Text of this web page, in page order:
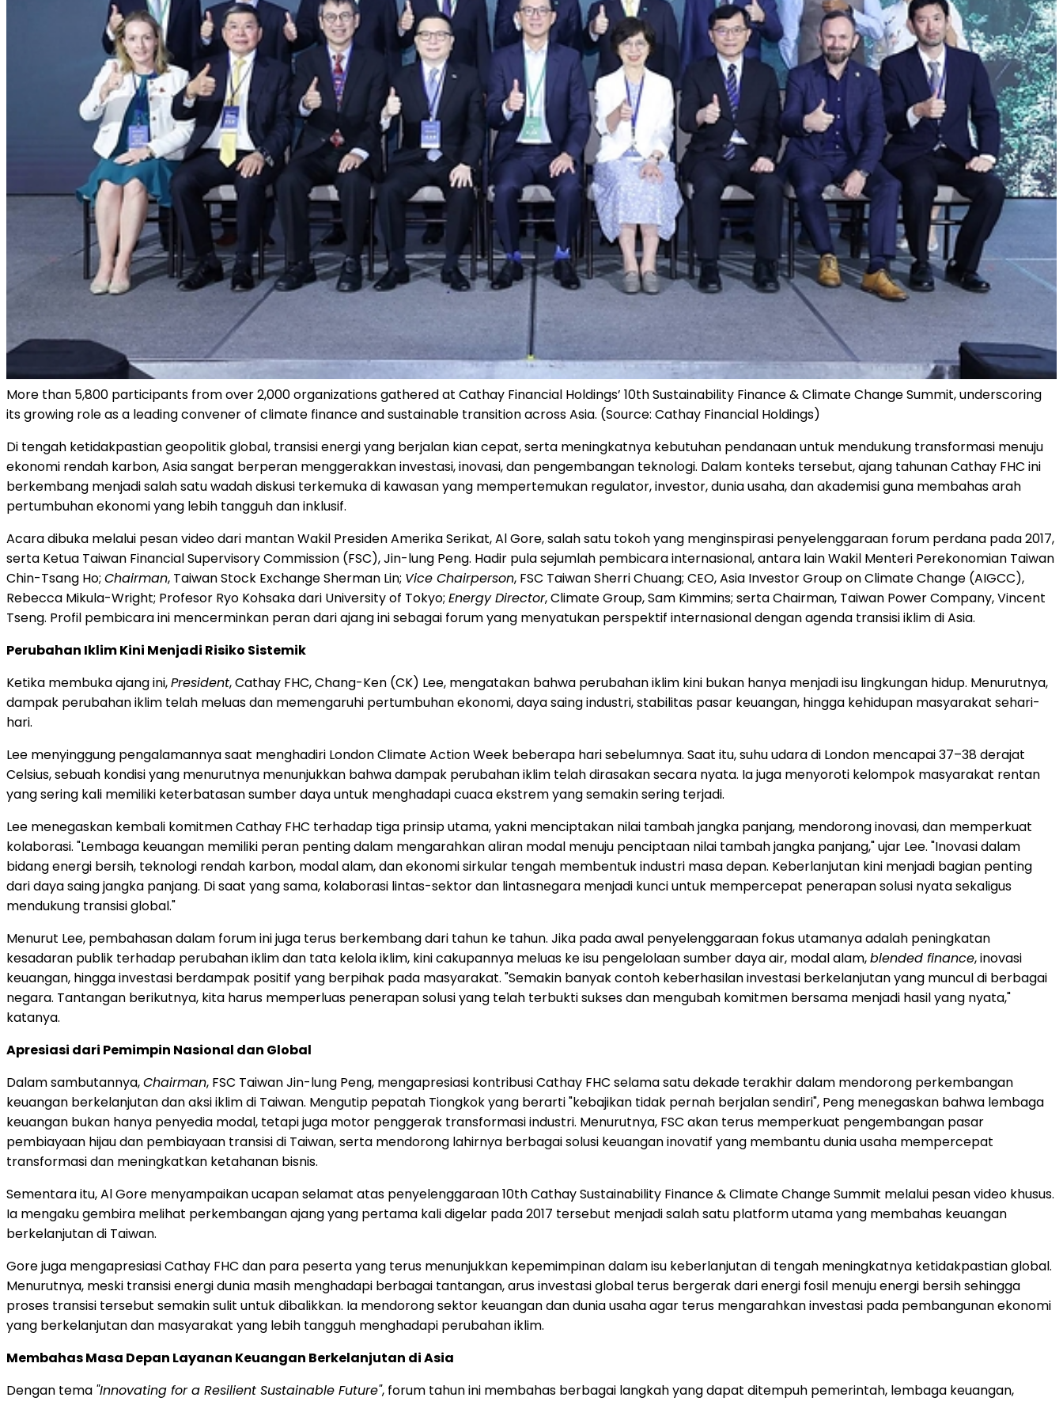
More than 5,800 participants from over 2,000 organizations gathered at Cathay Financial Holdings’ 10th Sustainability Finance & Climate Change Summit, underscoring
its growing role as a leading convener of climate finance and sustainable transition across Asia. (Source: Cathay Financial Holdings)
Di tengah ketidakpastian geopolitik global, transisi energi yang berjalan kian cepat, serta meningkatnya kebutuhan pendanaan untuk mendukung transformasi menuju
ekonomi rendah karbon, Asia sangat berperan menggerakkan investasi, inovasi, dan pengembangan teknologi. Dalam konteks tersebut, ajang tahunan Cathay FHC ini
berkembang menjadi salah satu wadah diskusi terkemuka di kawasan yang mempertemukan regulator, investor, dunia usaha, dan akademisi guna membahas arah
pertumbuhan ekonomi yang lebih tangguh dan inklusif.
Acara dibuka melalui pesan video dari mantan Wakil Presiden Amerika Serikat, Al Gore, salah satu tokoh yang menginspirasi penyelenggaraan forum perdana pada 2017,
serta Ketua Taiwan Financial Supervisory Commission (FSC), Jin-lung Peng. Hadir pula sejumlah pembicara internasional, antara lain Wakil Menteri Perekonomian Taiwan
Chin-Tsang Ho; Chairman, Taiwan Stock Exchange Sherman Lin; Vice Chairperson, FSC Taiwan Sherri Chuang; CEO, Asia Investor Group on Climate Change (AIGCC),
Rebecca Mikula-Wright; Profesor Ryo Kohsaka dari University of Tokyo; Energy Director, Climate Group, Sam Kimmins; serta Chairman, Taiwan Power Company, Vincent
Tseng. Profil pembicara ini mencerminkan peran dari ajang ini sebagai forum yang menyatukan perspektif internasional dengan agenda transisi iklim di Asia.
Perubahan Iklim Kini Menjadi Risiko Sistemik
Ketika membuka ajang ini,President, Cathay FHC, Chang-Ken (CK) Lee, mengatakan bahwa perubahan iklim kini bukan hanya menjadi isu lingkungan hidup. Menurutnya,
dampak perubahan iklim telah meluas dan memengaruhi pertumbuhan ekonomi, daya saing industri, stabilitas pasar keuangan, hingga kehidupan masyarakat sehari-
hari.
Lee menyinggung pengalamannya saat menghadiri London Climate Action Week beberapa hari sebelumnya. Saat itu, suhu udara di London mencapai 37–38 derajat
Celsius, sebuah kondisi yang menurutnya menunjukkan bahwa dampak perubahan iklim telah dirasakan secara nyata. Ia juga menyoroti kelompok masyarakat rentan
yang sering kali memiliki keterbatasan sumber daya untuk menghadapi cuaca ekstrem yang semakin sering terjadi.
Lee menegaskan kembali komitmen Cathay FHC terhadap tiga prinsip utama, yakni menciptakan nilai tambah jangka panjang, mendorong inovasi, dan memperkuat
kolaborasi. "Lembaga keuangan memiliki peran penting dalam mengarahkan aliran modal menuju penciptaan nilai tambah jangka panjang," ujar Lee. "Inovasi dalam
bidang energi bersih, teknologi rendah karbon, modal alam, dan ekonomi sirkular tengah membentuk industri masa depan. Keberlanjutan kini menjadi bagian penting
dari daya saing jangka panjang. Di saat yang sama, kolaborasi lintas-sektor dan lintasnegara menjadi kunci untuk mempercepat penerapan solusi nyata sekaligus
mendukung transisi global."
Menurut Lee, pembahasan dalam forum ini juga terus berkembang dari tahun ke tahun. Jika pada awal penyelenggaraan fokus utamanya adalah peningkatan
kesadaran publik terhadap perubahan iklim dan tata kelola iklim, kini cakupannya meluas ke isu pengelolaan sumber daya air, modal alam,blended finance, inovasi
keuangan, hingga investasi berdampak positif yang berpihak pada masyarakat. "Semakin banyak contoh keberhasilan investasi berkelanjutan yang muncul di berbagai
negara. Tantangan berikutnya, kita harus memperluas penerapan solusi yang telah terbukti sukses dan mengubah komitmen bersama menjadi hasil yang nyata,"
katanya.
Apresiasi dari Pemimpin Nasional dan Global
Dalam sambutannya,Chairman, FSC Taiwan Jin-lung Peng, mengapresiasi kontribusi Cathay FHC selama satu dekade terakhir dalam mendorong perkembangan
keuangan berkelanjutan dan aksi iklim di Taiwan. Mengutip pepatah Tiongkok yang berarti "kebajikan tidak pernah berjalan sendiri", Peng menegaskan bahwa lembaga
keuangan bukan hanya penyedia modal, tetapi juga motor penggerak transformasi industri. Menurutnya, FSC akan terus memperkuat pengembangan pasar
pembiayaan hijau dan pembiayaan transisi di Taiwan, serta mendorong lahirnya berbagai solusi keuangan inovatif yang membantu dunia usaha mempercepat
transformasi dan meningkatkan ketahanan bisnis.
Sementara itu, Al Gore menyampaikan ucapan selamat atas penyelenggaraan 10th Cathay Sustainability Finance & Climate Change Summit melalui pesan video khusus.
Ia mengaku gembira melihat perkembangan ajang yang pertama kali digelar pada 2017 tersebut menjadi salah satu platform utama yang membahas keuangan
berkelanjutan di Taiwan.
Gore juga mengapresiasi Cathay FHC dan para peserta yang terus menunjukkan kepemimpinan dalam isu keberlanjutan di tengah meningkatnya ketidakpastian global.
Menurutnya, meski transisi energi dunia masih menghadapi berbagai tantangan, arus investasi global terus bergerak dari energi fosil menuju energi bersih sehingga
proses transisi tersebut semakin sulit untuk dibalikkan. Ia mendorong sektor keuangan dan dunia usaha agar terus mengarahkan investasi pada pembangunan ekonomi
yang berkelanjutan dan masyarakat yang lebih tangguh menghadapi perubahan iklim.
Membahas Masa Depan Layanan Keuangan Berkelanjutan di Asia
Dengan tema "Innovating for a Resilient Sustainable Future", forum tahun ini membahas berbagai langkah yang dapat ditempuh pemerintah, lembaga keuangan,